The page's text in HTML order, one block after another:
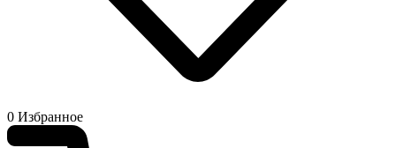
0 Избранное